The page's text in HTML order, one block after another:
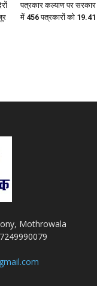
पत्रकार कल्याण पर सरकार
में 456 पत्रकारों को
Mothrowala